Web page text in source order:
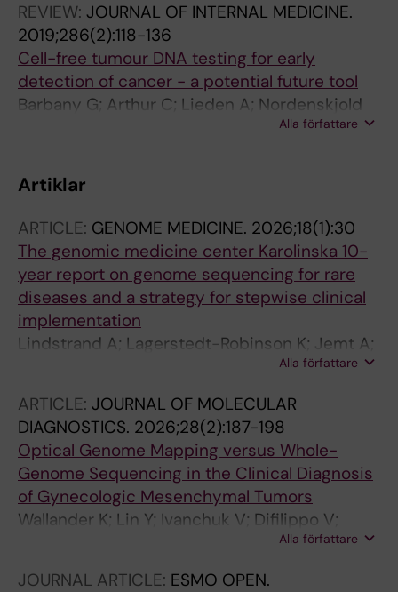
REVIEW: JOURNAL OF INTERNAL MEDICINE.
2019;286(2):118-136
Cell-free tumour DNA testing for early
detection of cancer - a potential future tool
Barbany G; Arthur C; Lieden A; Nordenskjold
M; Rosenquist R; Tesi B; Wallander K; Tham E
Alla författare
Artiklar
ARTICLE: GENOME MEDICINE. 2026;18(1):30
The genomic medicine center Karolinska 10-
year report on genome sequencing for rare
diseases and a strategy for stepwise clinical
implementation
Lindstrand A; Lagerstedt-Robinson K; Jemt A;
Kvarnung M; Ygberg S; Vonlanthen S; Oscarson
M; Arnell H; Arthur C; Bajalica-Lagercrantz S;
Barbaro M; Bergman P; Bjorck E; Picard OB;
Bruhn H; Carlsten J; Correia SP; De Geer K;
Delgado Vega AM; Ehn E; Eisfeldt J; Ek M;
Elvers I; Engvall M; Freyer C; Frisk S; Graff C;
Grigelioniene G; Gustafsson P; Hammarsjo A;
Hagglund M; Iwarsson E; Janvid V; Soller MJ;
Alla författare
ARTICLE: JOURNAL OF MOLECULAR
DIAGNOSTICS. 2026;28(2):187-198
Optical Genome Mapping versus Whole-
Genome Sequencing in the Clinical Diagnosis
of Gynecologic Mesenchymal Tumors
Wallander K; Lin Y; Ivanchuk V; Difilippo V;
Chellappa V; Murugan SK; Ofverholm I;Alla författare
JOURNAL ARTICLE: ESMO OPEN.